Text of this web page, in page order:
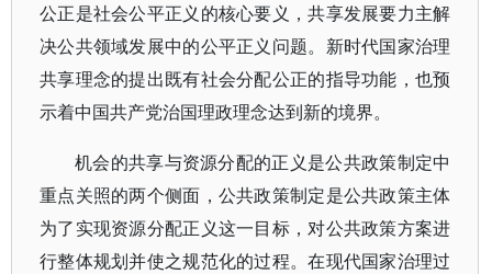
公正是社会公平正义的核心要义，共享发展要力主解
决公共领域发展中的公平正义问题。新时代国家治理
共享理念的提出既有社会分配公正的指导功能，也预
示着中国共产党治国理政理念达到新的境界。
机会的共享与资源分配的正义是公共政策制定中
重点关照的两个侧面，公共政策制定是公共政策主体
为了实现资源分配正义这一目标，对公共政策方案进
行整体规划并使之规范化的过程。在现代国家治理过